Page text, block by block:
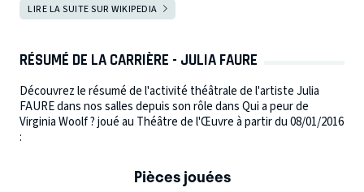
LIRE LA SUITE SUR WIKIPEDIA
RÉSUMÉ DE LA CARRIÈRE - JULIA FAURE
Découvrez le résumé de l'activité théâtrale de l'artiste Julia
FAURE dans nos salles depuis son rôle dans Qui a peur de
Virginia Woolf ? joué au Théâtre de l'Œuvre à partir du 08/01/2016
:
Pièces jouées